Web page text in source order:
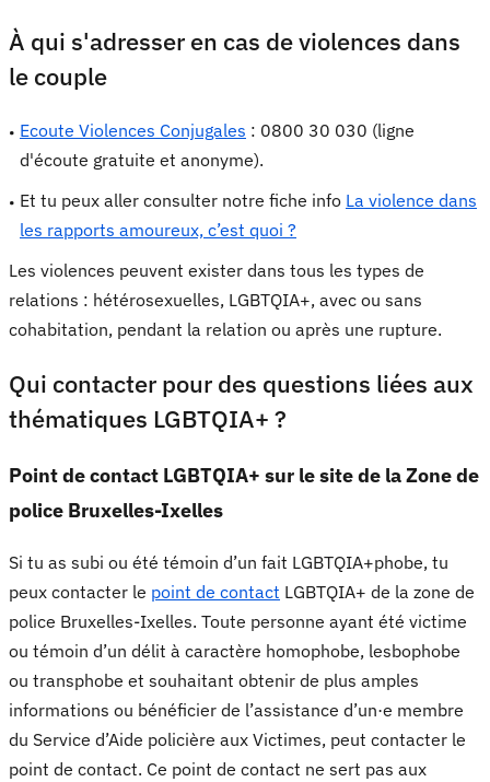
À qui s'adresser en cas de violences dans
le couple
Ecoute Violences Conjugales : 0800 30 030 (ligne
d'écoute gratuite et anonyme).
Et tu peux aller consulter notre fiche info La violence dans
les rapports amoureux, c’est quoi ?
Les violences peuvent exister dans tous les types de
relations : hétérosexuelles, LGBTQIA+, avec ou sans
cohabitation, pendant la relation ou après une rupture.
Qui contacter pour des questions liées aux
thématiques LGBTQIA+ ?
Point de contact LGBTQIA+ sur le site de la Zone de
police Bruxelles-Ixelles
Si tu as subi ou été témoin d’un fait LGBTQIA+phobe, tu
peux contacter le point de contact LGBTQIA+ de la zone de
police Bruxelles-Ixelles. Toute personne ayant été victime
ou témoin d’un délit à caractère homophobe, lesbophobe
ou transphobe et souhaitant obtenir de plus amples
informations ou bénéficier de l’assistance d’un·e membre
du Service d’Aide policière aux Victimes, peut contacter le
point de contact. Ce point de contact ne sert pas aux